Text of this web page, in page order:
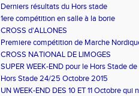
Derniers résultats du Hors stade
1ere compétition en salle à la borie
CROSS d'ALLONES
Premiere compétition de Marche
CROSS NATIONAL DE LIMOGES
SUPER WEEK-END pour le Hors Stade
Hors Stade 24/25 Octobre 2015
UN WEEK-END DES 10 ET 11 Octobre qui